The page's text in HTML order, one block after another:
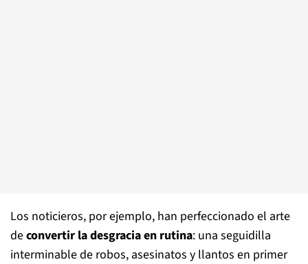
Los noticieros, por ejemplo, han perfeccionado el arte
deconvertir la desgracia en rutina: una seguidilla
interminable de robos, asesinatos y llantos en primer